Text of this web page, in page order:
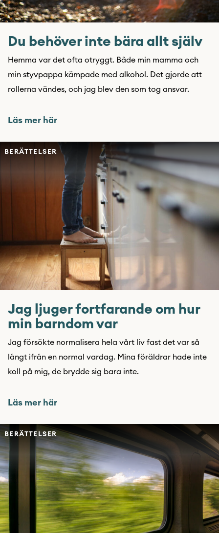
Du behöver inte bära allt själv
Hemma var det ofta otryggt. Både min mamma och
min styvpappa kämpade med alkohol. Det gjorde att
rollerna vändes, och jag blev den som tog ansvar.
Läs mer här
BERÄTTELSER
Jag ljuger fortfarande om hur
min barndom var
Jag försökte normalisera hela vårt liv fast det var så
långt ifrån en normal vardag. Mina föräldrar hade inte
koll på mig, de brydde sig bara inte.
Läs mer här
BERÄTTELSER